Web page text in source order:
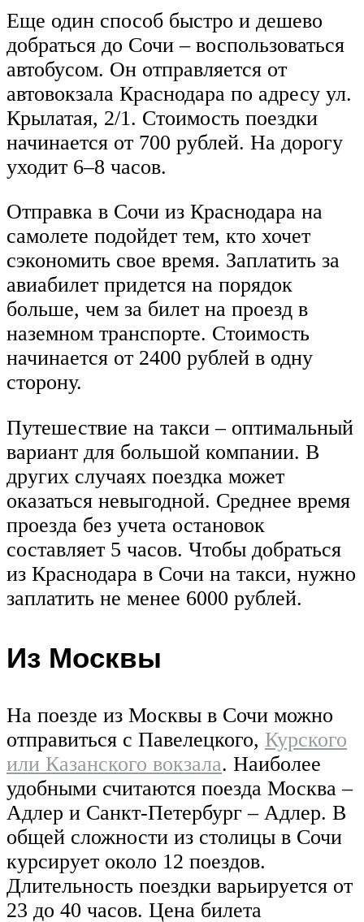
Еще один способ быстро и дешево
добраться до Сочи – воспользоваться
автобусом. Он отправляется от
автовокзала Краснодара по адресу ул.
Крылатая, 2/1. Стоимость поездки
начинается от 700 рублей. На дорогу
уходит 6–8 часов.
Отправка в Сочи из Краснодара на
самолете подойдет тем, кто хочет
сэкономить свое время. Заплатить за
авиабилет придется на порядок
больше, чем за билет на проезд в
наземном транспорте. Стоимость
начинается от 2400 рублей в одну
сторону.
Путешествие на такси – оптимальный
вариант для большой компании. В
других случаях поездка может
оказаться невыгодной. Среднее время
проезда без учета остановок
составляет 5 часов. Чтобы добраться
из Краснодара в Сочи на такси, нужно
заплатить не менее 6000 рублей.
Из Москвы
На поезде из Москвы в Сочи можно
отправиться с Павелецкого, Курского
или Казанского вокзала. Наиболее
удобными считаются поезда Москва –
Адлер и Санкт-Петербург – Адлер. В
общей сложности из столицы в Сочи
курсирует около 12 поездов.
Длительность поездки варьируется от
23 до 40 часов. Цена билета